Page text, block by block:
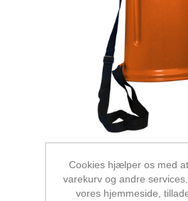
Cookies hjælper os med
varekurv og andre
vores hjemmeside,